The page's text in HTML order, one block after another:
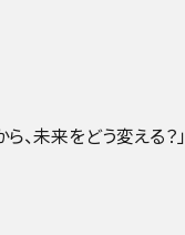
、未来をどう変える？」